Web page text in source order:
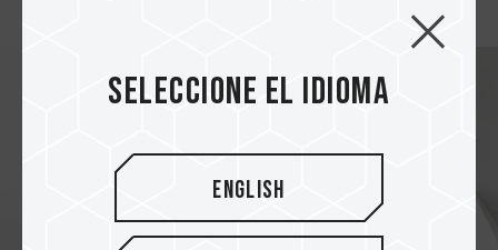
Seleccione el idioma
English